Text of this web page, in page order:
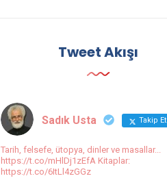
Tweet Akışı
Sadık Usta Takip Et
Tarih, felsefe, ütopya, dinler ve masallar...
https://t.co/mHlDj1zEfA Kitaplar:
https://t.co/6ItLl4zGGz